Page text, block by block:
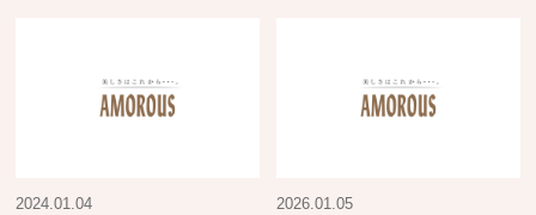
2024.01.04 2026.01.05